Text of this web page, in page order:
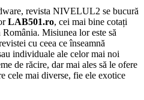
revista NIVELUL2 se bucură
LAB501.ro, cei mai bine cotați
Misiunea lor este să
cu ceea ce înseamnă
individuale ale celor mai noi
de răcire, dar mai ales să le ofere
cele mai diverse, fie ele exotice